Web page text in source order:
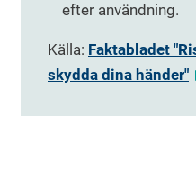
efter användning.
Källa: Faktabladet
skydda dina händer"